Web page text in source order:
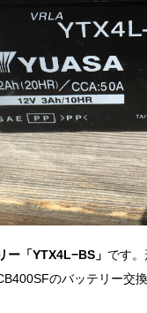
ー「YTX4L−BS」 です
のバッテリー交